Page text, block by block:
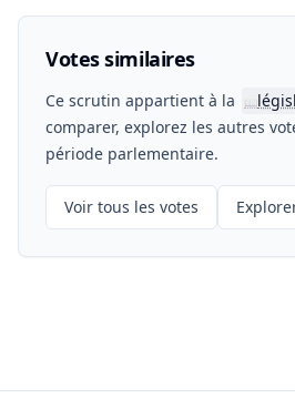
Votes similaires
Ce scrutin appartient à la 📖
comparer, explorez les autres
période parlementaire.
Voir tous les votes